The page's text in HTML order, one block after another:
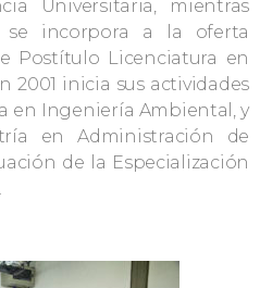
Universitaria, mientras
incorpora a la oferta
Postítulo Licenciatura en
2001 inicia sus actividades
en Ingeniería Ambiental, y
en Administración de
de la Especialización